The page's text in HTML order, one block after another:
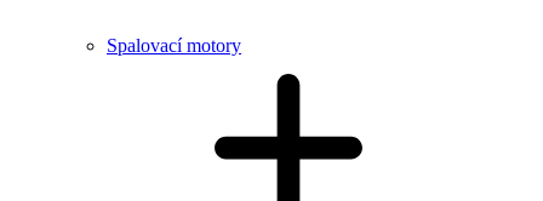
Spalovací motory